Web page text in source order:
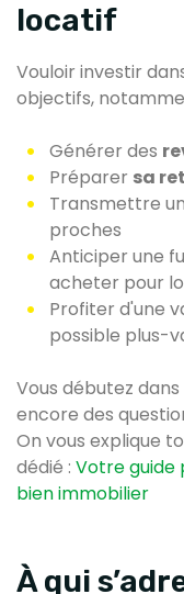
locatif
Vouloir investir
objectifs,
Générer des
Préparer sa
Transmettre un
proches
Anticiper une
acheter pour
Profiter d'une
possible plus-
Vous débutez
encore des
On vous explique
dédié : Votre guide
bien immobilier
À qui